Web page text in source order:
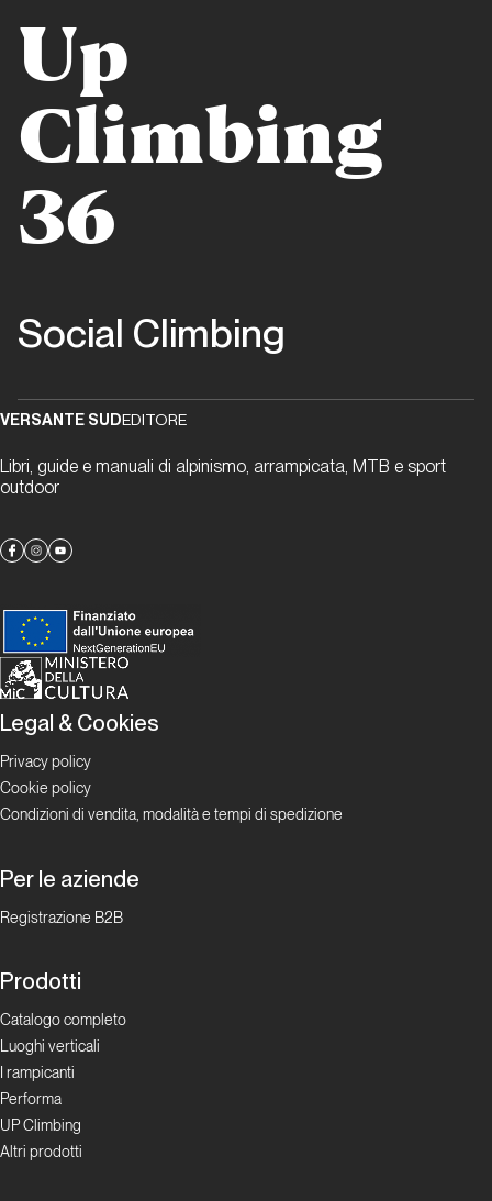
e social
media
ricerca
di un
riferimento
anni
Dalla carta all'etere
Brocchi
La rivoluzione
social oggi
NoGrip
La rivoluzione
social oggi
celebre youtuber
dell’arrampicata!
La rivoluzione social oggi
Climbing
Radio
La rivoluzione
La rivoluzione
social oggi
Up
Climbing
36
Social Climbing
VERSANTE SUDEDITORE
Libri, guide e manuali di alpinismo, arrampicata, MTB e sport
outdoor
Legal & Cookies
Privacy policy
Cookie policy
Condizioni di vendita, modalità e tempi di spedizione
Per le aziende
Registrazione B2B
Prodotti
Catalogo completo
Luoghi verticali
I rampicanti
Performa
UP Climbing
Altri prodotti